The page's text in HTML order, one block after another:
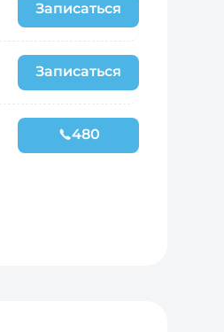
Записаться
Записаться
480